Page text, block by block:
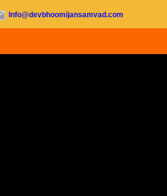
Info@devbhoomijansamvad.com
पूरी काउंसलिंग शेड्यूल